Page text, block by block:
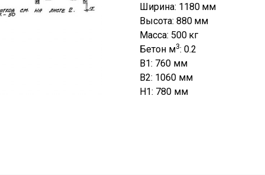
Ширина: 1180 мм
Высота: 880 мм
Масса: 500 кг
Бетон м3: 0.2
B1: 760 мм
B2: 1060 мм
H1: 780 мм